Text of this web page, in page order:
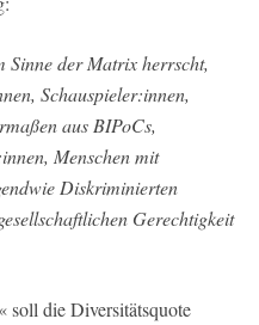
der Matrix herrscht,
Schauspieler:innen,
aus BIPoCs,
Menschen mit
Diskriminierten
Gerechtigkeit
soll die Diversitätsquote